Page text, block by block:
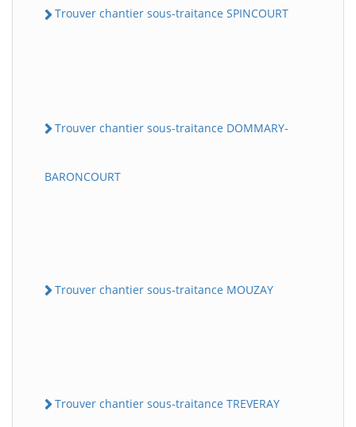
Trouver chantier sous-traitance SPINCOURT
Trouver chantier sous-traitance DOMMARY-
BARONCOURT
Trouver chantier sous-traitance MOUZAY
Trouver chantier sous-traitance TREVERAY